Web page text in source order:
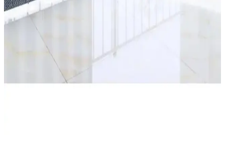
Retodesign 3'lü Metal Siyah Yuvarlak Çiçeklik Seti
Modern ve Dayanıklı Dekorasyon Çözümü
dayanıklı yapısıyla iç ve dış mekanlara şıklık katıyor, farklı
boyutlarıyla çok yönlü kullanım sunar.
Ercanlı Balkon Perdesi Branda Kumaşı Modern ve
Dayanıklı Tasarımıyla Balkon Koruma Çözümü